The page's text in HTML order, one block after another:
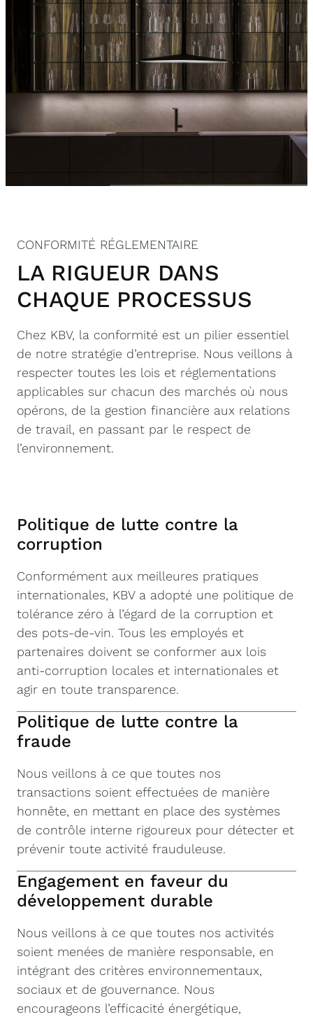
CONFORMITÉ RÉGLEMENTAIRE
LA RIGUEUR DANS
CHAQUE PROCESSUS
Chez KBV, la conformité est un pilier essentiel
de notre stratégie d’entreprise. Nous veillons à
respecter toutes les lois et réglementations
applicables sur chacun des marchés où nous
opérons, de la gestion financière aux relations
de travail, en passant par le respect de
l’environnement.
Politique de lutte contre la
corruption
Conformément aux meilleures pratiques
internationales, KBV a adopté une politique de
tolérance zéro à l’égard de la corruption et
des pots-de-vin. Tous les employés et
partenaires doivent se conformer aux lois
anti-corruption locales et internationales et
agir en toute transparence.
Politique de lutte contre la
fraude
Nous veillons à ce que toutes nos
transactions soient effectuées de manière
honnête, en mettant en place des systèmes
de contrôle interne rigoureux pour détecter et
prévenir toute activité frauduleuse.
Engagement en faveur du
développement durable
Nous veillons à ce que toutes nos activités
soient menées de manière responsable, en
intégrant des critères environnementaux,
sociaux et de gouvernance. Nous
encourageons l’efficacité énergétique,